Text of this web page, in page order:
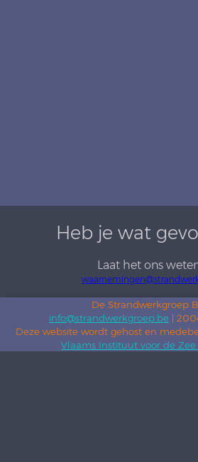
Heb je wat
Laat het ons
De Strandwerkgroep
info@strandwerkgroep.be |
Deze website wordt gehost en
Vlaams Instituut voor de Zee